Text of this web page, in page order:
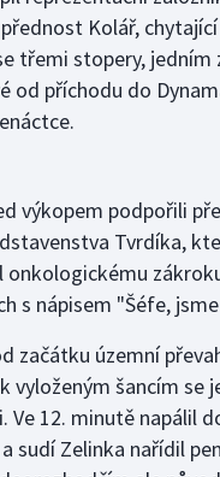
Kolář,
třemi stopery, jedním
od příchodu do
výkopem podpořili
Tvrdíka,
s nápisem "Šéfe,
začátku územní
vyloženým šancím se
Ve 12. minutě napálil
sudí Zelinka nařídil